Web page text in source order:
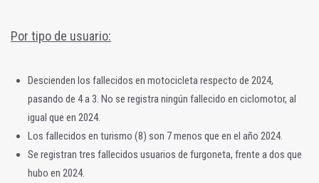
Por tipo de usuario:
Descienden los fallecidos en motocicleta respecto de 2024,
pasando de 4 a 3. No se registra ningún fallecido en ciclomotor, al
igual que en 2024.
Los fallecidos en turismo (8) son 7 menos que en el año 2024.
Se registran tres fallecidos usuarios de furgoneta, frente a dos que
hubo en 2024.